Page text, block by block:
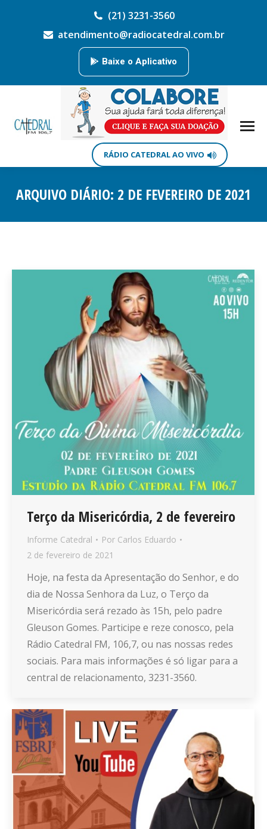
(21) 3231-3560
atendimento@radiocatedral.com.br
Baixe o Aplicativo
RÁDIO CATEDRAL AO VIVO
ARQUIVO DIÁRIO: 2 DE FEVEREIRO DE 2021
Terço da Misericórdia, 2 de fevereiro
Informe Catedral Por Carlos Eduardo
2 de fevereiro de 2021
Hoje, na festa da Apresentação do Senhor, e do
dia de Nossa Senhora da Luz, o Terço da
Misericórdia será rezado às 15h, pelo padre
Gleuson Gomes. Participe e reze conosco, pela
Rádio Catedral FM, 106,7, ou nas nossas redes
sociais. Para mais informações é só ligar para a
central de relacionamento, 3231-3560.